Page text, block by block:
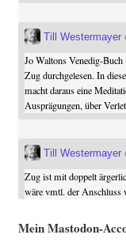
Till Westermayer
Jo Waltons Venedig-
Zug durchgelesen. In
macht daraus eine
Ausprägungen, über
Till Westermayer
Zug ist mit doppelt
wäre vmtl. der Anschluss
Mein Mast­o­don-